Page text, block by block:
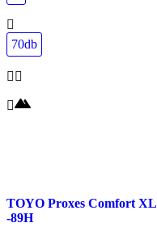
70db
TOYO Proxes Comfort XL
-89H